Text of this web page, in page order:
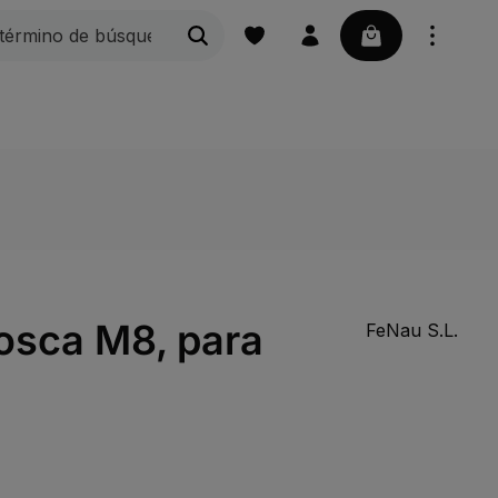
Peldaños de rejilla Rejillas Náutica |
La cesta
M8, para
FeNau S.L.